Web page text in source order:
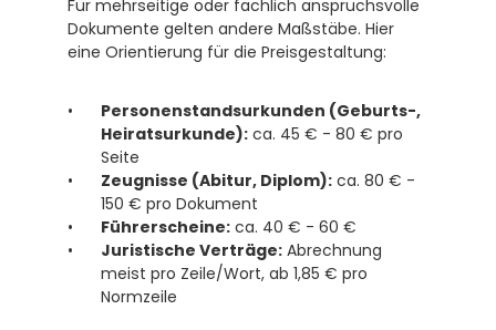
Für mehrseitige oder fachlich anspruchsvolle
Dokumente gelten andere Maßstäbe. Hier
eine Orientierung für die Preisgestaltung:
Personenstandsurkunden (Geburts-,
Heiratsurkunde): ca. 45 € - 80 € pro
Seite
Zeugnisse (Abitur, Diplom): ca. 80 € -
150 € pro Dokument
Führerscheine: ca. 40 € - 60 €
Juristische Verträge: Abrechnung
meist pro Zeile/Wort, ab 1,85 € pro
Normzeile